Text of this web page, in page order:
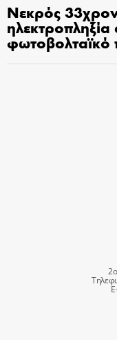
Νεκρός
ηλεκτροπληξία